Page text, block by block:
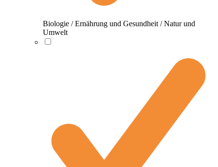
Biologie / Ernährung und Gesundheit / Natur und
Umwelt